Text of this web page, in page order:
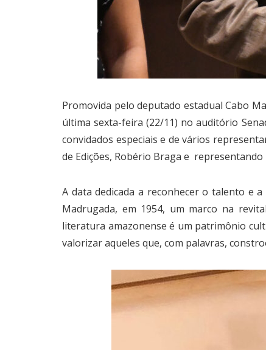
Promovida pelo deputado estadual Cabo
última sexta-feira (22/11) no auditório
convidados especiais e de vários
de Edições, Robério Braga e representando
A data dedicada a reconhecer o talento e
Madrugada, em 1954, um marco na
literatura amazonense é um patrimônio
valorizar aqueles que, com palavras,